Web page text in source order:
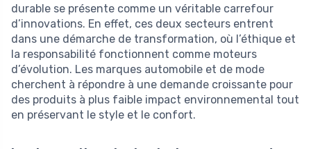
durable se présente comme un véritable carrefour
d’innovations. En effet, ces deux secteurs entrent
dans une démarche de transformation, où l’éthique et
la responsabilité fonctionnent comme moteurs
d’évolution. Les marques automobile et de mode
cherchent à répondre à une demande croissante pour
des produits à plus faible impact environnemental tout
en préservant le style et le confort.